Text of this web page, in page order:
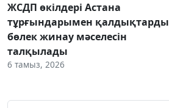
ЖСДП өкілдері Астана
тұрғындарымен қалдықтарды
бөлек жинау мәселесін
талқылады
6 тамыз, 2026